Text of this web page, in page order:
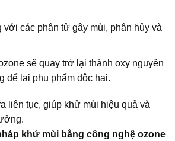
với các phân tử gây mùi, phân hủy và
sẽ quay trở lại thành oxy nguyên
để lại phụ phẩm độc hại.
liên tục, giúp khử mùi hiệu quả và
khử mùi bằng công nghệ ozone